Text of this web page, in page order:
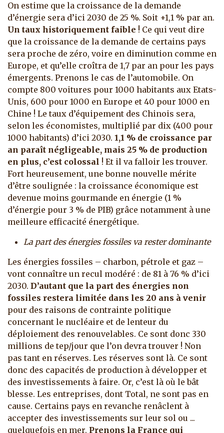
On estime que la croissance de la demande
d’énergie sera d’ici 2030 de 25 %. Soit +1,1 % par an.
Un taux historiquement faible ! Ce qui veut dire
que la croissance de la demande de certains pays
sera proche de zéro, voire en diminution comme en
Europe, et qu’elle croîtra de 1,7 par an pour les pays
émergents. Prenons le cas de l’automobile. On
compte 800 voitures pour 1000 habitants aux Etats-
Unis, 600 pour 1000 en Europe et 40 pour 1000 en
Chine ! Le taux d’équipement des Chinois sera,
selon les économistes, multiplié par dix (400 pour
1000 habitants) d’ici 2030. 1,1 % de croissance par
an paraît négligeable, mais 25 % de production
en plus, c’est colossal ! Et il va falloir les trouver.
Fort heureusement, une bonne nouvelle mérite
d’être soulignée : la croissance économique est
devenue moins gourmande en énergie (1 %
d’énergie pour 3 % de PIB) grâce notamment à une
meilleure efficacité énergétique.
La part des énergies fossiles va rester dominante
Les énergies fossiles – charbon, pétrole et gaz –
vont connaître un recul modéré : de 81 à 76 % d’ici
2030. D’autant que la part des énergies non
fossiles restera limitée dans les 20 ans à venir
pour des raisons de contrainte politique
concernant le nucléaire et de lenteur du
déploiement des renouvelables. Ce sont donc 330
millions de tep/jour que l’on devra trouver ! Non
pas tant en réserves. Les réserves sont là. Ce sont
donc des capacités de production à développer et
des investissements à faire. Or, c’est là où le bât
blesse. Les entreprises, dont Total, ne sont pas en
cause. Certains pays en revanche renâclent à
accepter des investissements sur leur sol ou ...
quelquefois en mer. Prenons la France qui